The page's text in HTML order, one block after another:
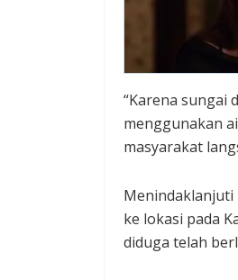
“Karena sungai
menggunakan
masyarakat
Menindaklanjuti
ke lokasi pada
diduga telah